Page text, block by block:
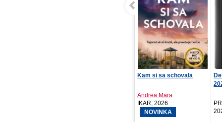
Kam si sa schovala
Andrea Mara
IKAR, 2026
NOVINKA